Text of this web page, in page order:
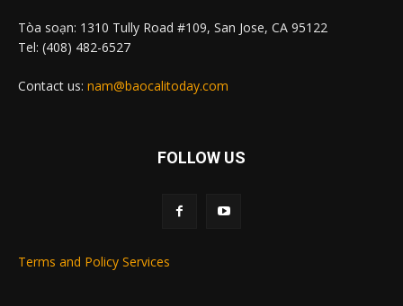
Tòa soạn: 1310 Tully Road #109, San Jose, CA 95122
Tel: (408) 482-6527
Contact us: nam@baocalitoday.com
FOLLOW US
Terms and Policy Services